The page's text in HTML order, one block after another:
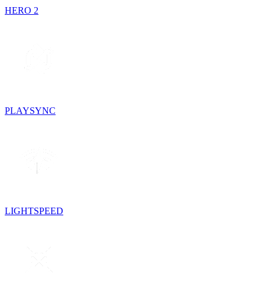
HERO 2
PLAYSYNC
LIGHTSPEED